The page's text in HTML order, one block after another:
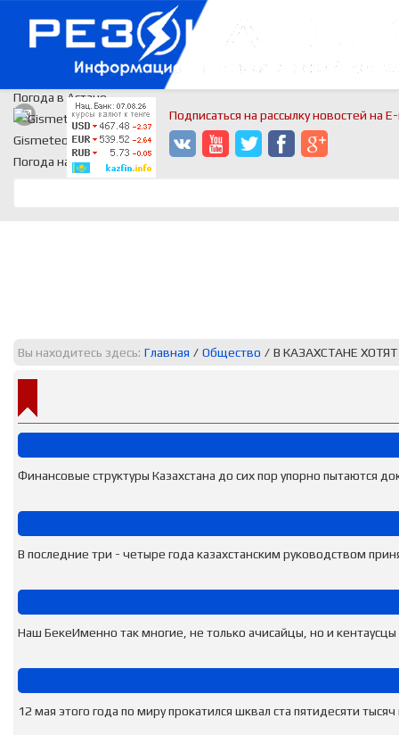
Погода в Астане
Gismeteo
Погода на 2 недели
Подписаться на рассылку новостей на
Вы находитесь здесь: Главная / Общество / В КАЗАХСТАНЕ
Финансовые структуры Казахстана до сих пор упорно пытаются
В последние три - четыре года казахстанским руководством
Наш БекеИменно так многие, не только ачисайцы, но и
12 мая этого года по миру прокатился шквал ста пятидесяти